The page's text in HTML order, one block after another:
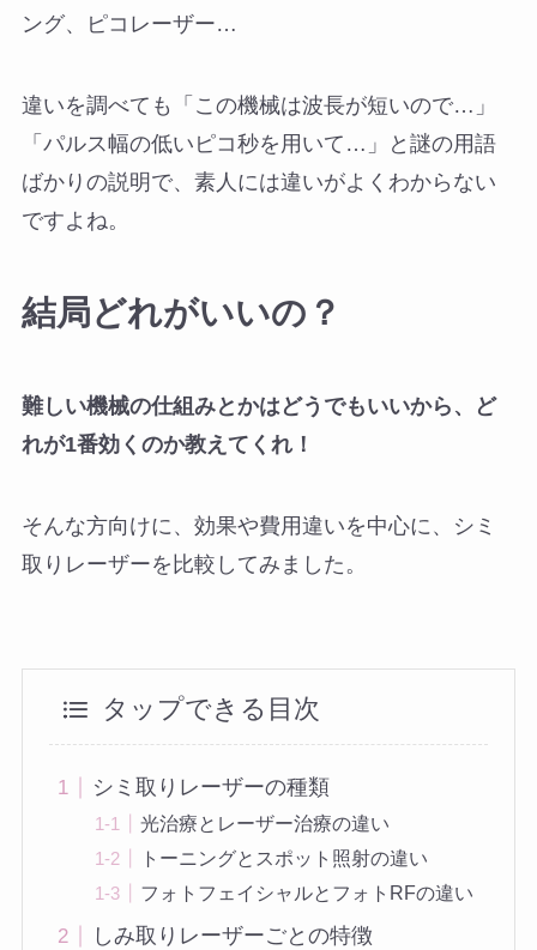
ング、ピコレーザー…
違いを調べても「この機械は波長が短いので…」
「パルス幅の低いピコ秒を用いて…」と謎の用語
ばかりの説明で、素人には違いがよくわからない
ですよね。
結局どれがいいの？
難しい機械の仕組みとかはどうでもいいから、ど
れが1番効くのか教えてくれ！
そんな方向けに、効果や費用違いを中心に、シミ
取りレーザーを比較してみました。
タップできる目次
シミ取りレーザーの種類
光治療とレーザー治療の違い
トーニングとスポット照射の違い
フォトフェイシャルとフォトRFの違い
しみ取りレーザーごとの特徴